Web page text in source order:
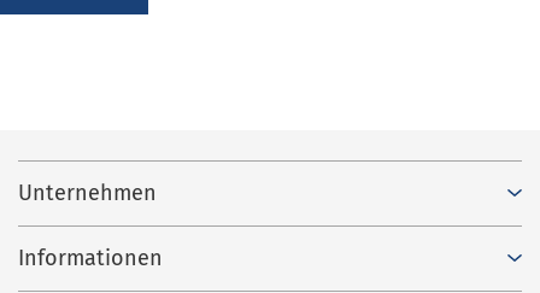
Unternehmen
Informationen